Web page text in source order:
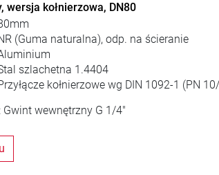
wersja kołnierzowa, DN80
(Guma naturalna), odp. na ścieranie
szlachetna 1.4404
kołnierzowe wg DIN 1092-1 (PN
Gwint wewnętrzny G 1/4"